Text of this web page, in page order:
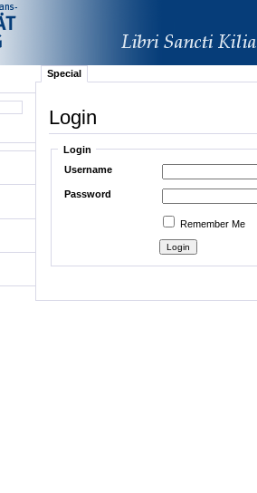
Special
Login
Login
Username
Password
Remember Me